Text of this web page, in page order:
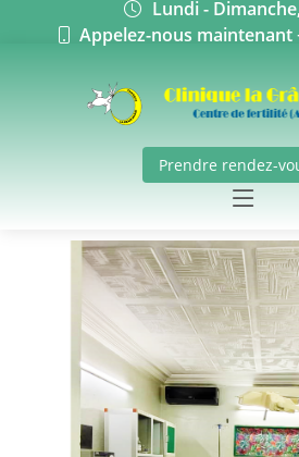
Lundi -
Appelez-nous maintenant
Prendre rendez-